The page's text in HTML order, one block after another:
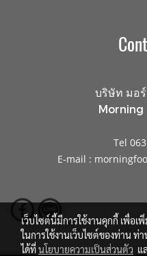
บริษัท มอ
Morning
Tel
E-mail :
เว็บไซต์นี้มีการใช้งานคุกกี้ เพื่อ
ในการใช้งานเว็บไซต์ของท่าน ท่
ได้ที่นโยบายความเป็นส่วนตัว แ